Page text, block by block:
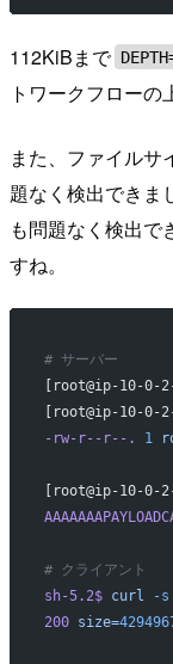
112KiBまで
トワークフローの
また、ファイルサ
題なく検出できま
も問題なく検出で
すね。
# サーバー
[root@ip-10-0-
[root@ip-10-0-
-rw-r--r--.
1
[root@ip-10-0-
# クライアント
sh-5.2$ curl -s
200 size=